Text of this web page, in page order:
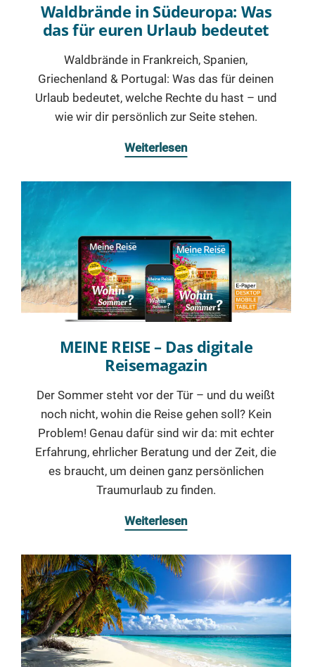
Waldbrände in Südeuropa: Was
das für euren Urlaub bedeutet
Waldbrände in Frankreich, Spanien,
Griechenland & Portugal: Was das für deinen
Urlaub bedeutet, welche Rechte du hast – und
wie wir dir persönlich zur Seite stehen.
Weiterlesen
MEINE REISE – Das digitale
Reisemagazin
Der Sommer steht vor der Tür – und du weißt
noch nicht, wohin die Reise gehen soll? Kein
Problem! Genau dafür sind wir da: mit echter
Erfahrung, ehrlicher Beratung und der Zeit, die
es braucht, um deinen ganz persönlichen
Traumurlaub zu finden.
Weiterlesen